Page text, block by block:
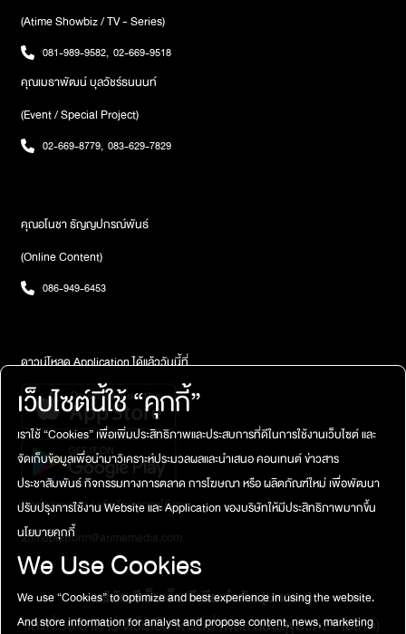
(Atime Showbiz / TV - Series)
081-989-9582, 02-669-9518
คุณเมธาพัฒน์ บุลวัชร์ธนนนท์
(Event / Special Project)
02-669-8779, 083-629-7829
คุณอโนชา ธัญญปกรณ์พันธ์
(Online Content)
086-949-6453
ดาวน์โหลด Application ได้แล้ววันนี้ที่
ติดต่อสอบถาม / แจ้งปัญหาการใช้งาน
atimeplatform@atimemedia.com
บริษัท จีเอ็มเอ็ม มีเดีย จำกัด (มหาชน)
เลขที่ 50 อาคาร จีเอ็มเอ็ม แกรมมี่ เพลส ถนนสุขุมวิท21 (อโศก)
เว็บไซต์นี้ใช้ “คุกกี้”
เราใช้ “Cookies” เพื่อเพิ่มประสิทธิภาพและประสบการที่ดีในการใช้งานเว็บไซต์ และ
จัดเก็บข้อมูลเพื่อนำมาวิเคราะห์ประมวลผลและนำเสนอ คอนเทนต์ ข่าวสาร
ประชาสัมพันธ์ กิจกรรมทางการตลาด การโฆษณา หรือ ผลิตภัณฑ์ใหม่ เพื่อพัฒนา
ปรับปรุงการใช้งาน Website และ Application ของบริษัทให้มีประสิทธิภาพมากขึ้น
นโยบายคุกกี้
We Use Cookies
We use “Cookies” to optimize and best experience in using the website.
And store information for analyst and propose content, news, marketing